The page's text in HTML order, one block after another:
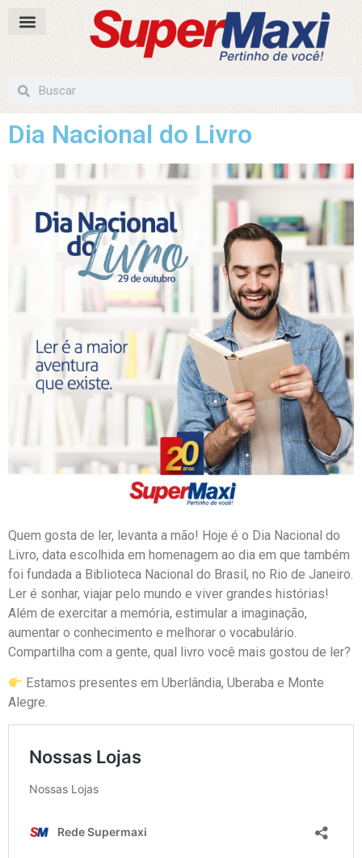
Dia Nacional do Livro
Quem gosta de ler, levanta a mão! Hoje é o Dia Nacional do
Livro, data escolhida em homenagem ao dia em que também
foi fundada a Biblioteca Nacional do Brasil, no Rio de Janeiro.
Ler é sonhar, viajar pelo mundo e viver grandes histórias!
Além de exercitar a memória, estimular a imaginação,
aumentar o conhecimento e melhorar o vocabulário.
Compartilha com a gente, qual livro você mais gostou de ler?
Estamos presentes em Uberlândia, Uberaba e Monte
Alegre.